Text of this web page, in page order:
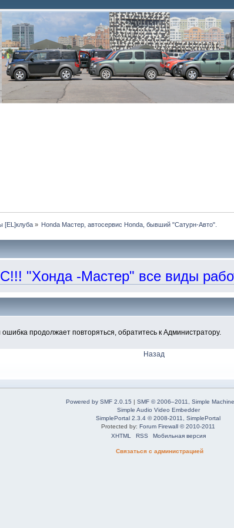
[EL]клуба » Honda Мастер, автосервис Honda, бывший "Сатурн-Авто".
"Хонда -Мастер" все виды
продолжает повторяться, обратитесь к Администратору.
Назад
Powered by SMF 2.0.15 |SMF © 2006–2011, Simple
Simple Audio Video Embedder
SimplePortal 2.3.4 © 2008-2011, SimplePortal
Protected by:Forum Firewall © 2010-2011
XHTML
RSS Мобильная версия
Связаться с администрацией